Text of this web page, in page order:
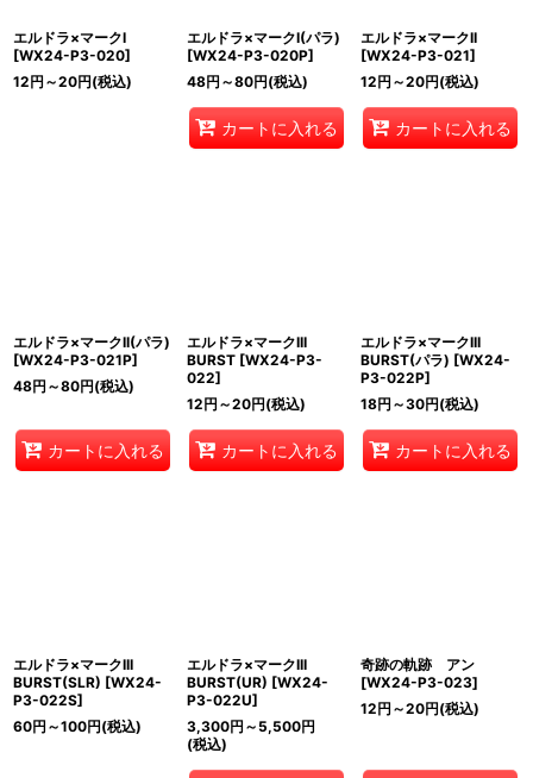
エルドラ×マークI
[WX24-P3-020]
12円 ～20円(税込)
エルドラ×マークI(パラ)
[WX24-P3-020P]
48円 ～80円(税込)
カートに入れる
エルドラ×マークII
[WX24-P3-021]
12円 ～20円(税込)
カートに入れる
エルドラ×マークII(パラ)
[WX24-P3-021P]
48円 ～80円(税込)
カートに入れる
エルドラ×マークIII
BURST [WX24-P3-
022]
12円 ～20円(税込)
カートに入れる
エルドラ×マークIII
BURST(パラ) [WX24-
P3-022P]
18円 ～30円(税込)
カートに入れる
エルドラ×マークIII
BURST(SLR) [WX24-
P3-022S]
60円 ～100円(税込)
エルドラ×マークIII
BURST(UR) [WX24-
P3-022U]
3,300円 ～5,500円
(税込)
奇跡の軌跡 アン
[WX24-P3-023]
12円 ～20円(税込)